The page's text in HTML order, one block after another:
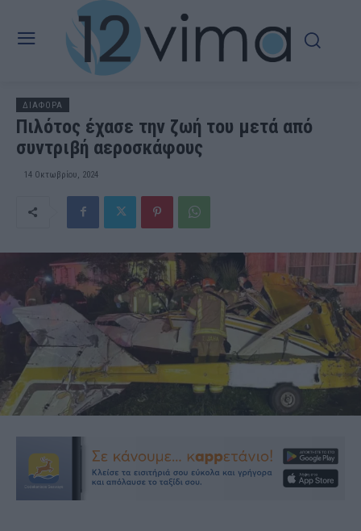
ΔΙΑΦΟΡΑ
Πιλότος έχασε την ζωή του μετά από
συντριβή αεροσκάφους
14 Οκτωβρίου, 2024